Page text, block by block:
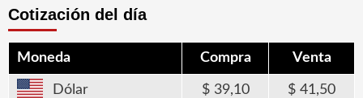
Cotización del día
Moneda Compra Venta
Dólar 39,10 41,50